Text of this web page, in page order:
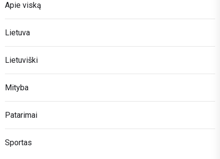
Apie viską
Lietuva
Lietuviški
Mityba
Patarimai
Sportas